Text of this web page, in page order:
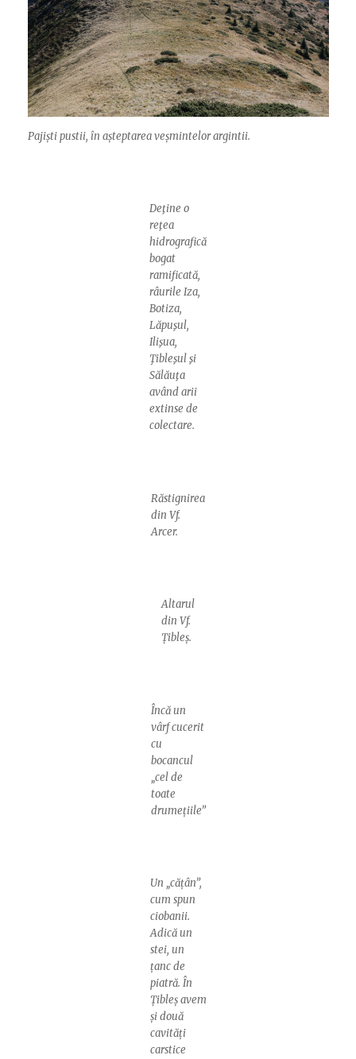
Pajiști pustii, în așteptarea veșmintelor argintii.
Deţine o
reţea
hidrografică
bogat
ramificată,
râurile Iza,
Botiza,
Lăpuşul,
Ilişua,
Ţibleşul şi
Sălăuţa
având arii
extinse de
colectare.
Răstignirea
din Vf.
Arcer.
Altarul
din Vf.
Țibleș.
Încă un
vârf cucerit
cu
bocancul
„cel de
toate
drumețiile”
Un „cățân”,
cum spun
ciobanii.
Adică un
stei, un
țanc de
piatră. În
Țibleș avem
și două
cavități
carstice